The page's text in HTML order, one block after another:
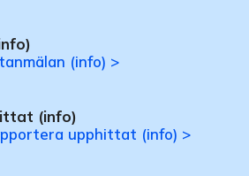
(info) >
(info)
upphittat (info) >